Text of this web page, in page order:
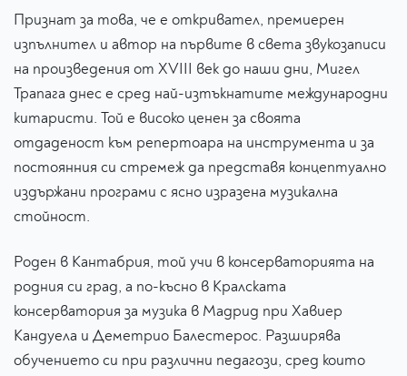
Признат за това, че е откривател, премиерен
изпълнител и автор на първите в света звукозаписи
на произведения от XVIII век до наши дни, Мигел
Трапага днес е сред най-изтъкнатите международни
китаристи. Той е високо ценен за своята
отдаденост към репертоара на инструмента и за
постоянния си стремеж да представя концептуално
издържани програми с ясно изразена музикална
стойност.
Роден в Кантабрия, той учи в консерваторията на
родния си град, а по-късно в Кралската
консерватория за музика в Мадрид при Хавиер
Кандуела и Деметрио Балестерос. Разширява
обучението си при различни педагози, сред които